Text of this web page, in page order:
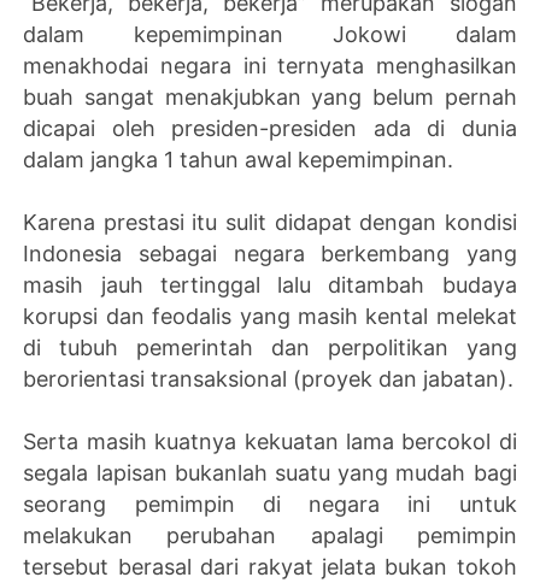
dalam kepemimpinan Jokowi dalam
menakhodai negara ini ternyata menghasilkan
buah sangat menakjubkan yang belum pernah
dicapai oleh presiden-presiden ada di dunia
dalam jangka 1 tahun awal kepemimpinan.
Karena prestasi itu sulit didapat dengan kondisi
Indonesia sebagai negara berkembang yang
masih jauh tertinggal lalu ditambah budaya
korupsi dan feodalis yang masih kental melekat
di tubuh pemerintah dan perpolitikan yang
berorientasi transaksional (proyek dan jabatan).
Serta masih kuatnya kekuatan lama bercokol di
segala lapisan bukanlah suatu yang mudah bagi
seorang pemimpin di negara ini untuk
melakukan perubahan apalagi pemimpin
tersebut berasal dari rakyat jelata bukan tokoh